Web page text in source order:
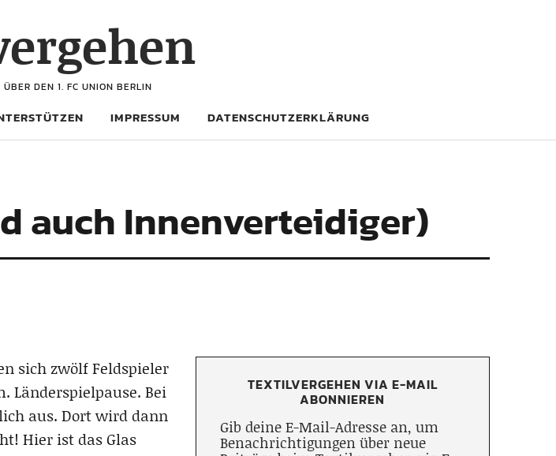
DEN 1. FC UNION BERLIN
IMPRESSUM DATENSCHUTZERKLÄRUNG
auch Innenverteidiger)
sich zwölf Feldspieler
Länderspielpause. Bei
aus. Dort wird dann
Hier ist das Glas
TEXTILVERGEHEN VIA E-MAIL
ABONNIEREN
Gib deine E-Mail-Adresse an, um
Benachrichtigungen über neue